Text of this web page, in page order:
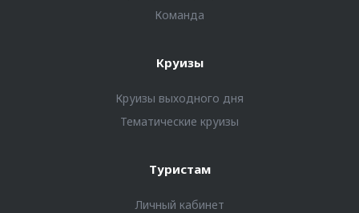
Команда
Круизы
Круизы выходного дня
Тематические круизы
Туристам
Личный кабинет